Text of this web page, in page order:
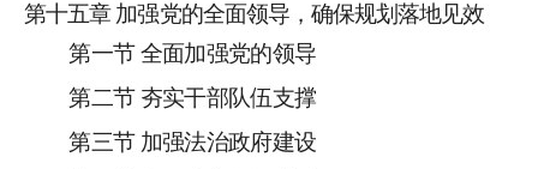
第十五章 加强党的全面领导，确保规划落地见效
第一节 全面加强党的领导
第二节 夯实干部队伍支撑
第三节 加强法治政府建设